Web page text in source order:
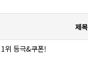
제목
위 등극&쿠폰!